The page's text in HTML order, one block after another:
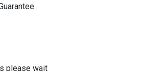
please wait